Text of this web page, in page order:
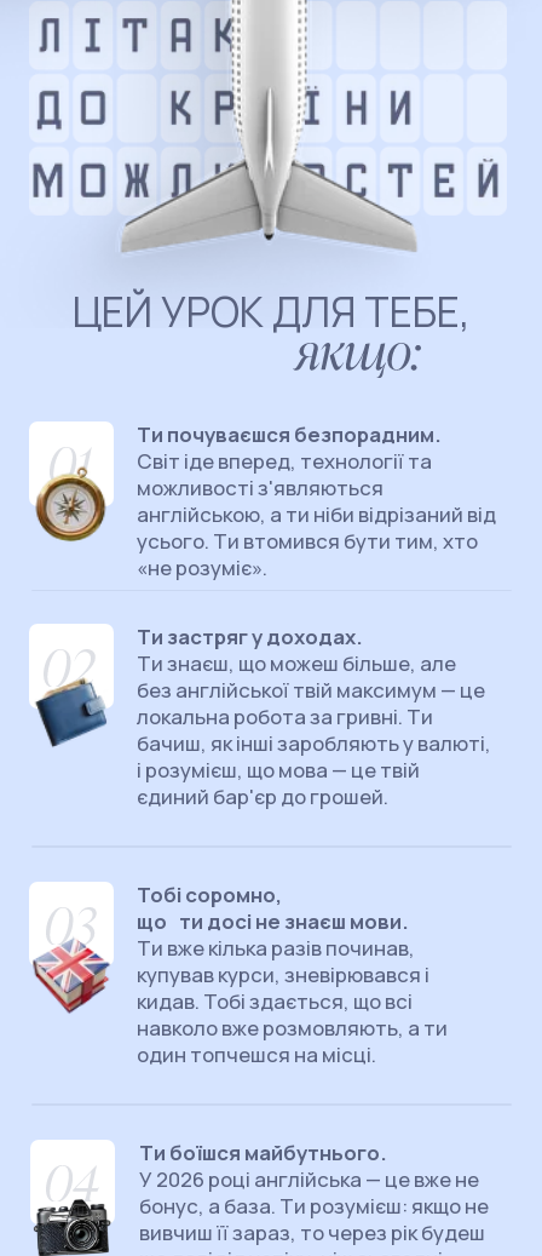
СПІКЕР ВЕБІНАРУ
ВЛАСНИК ОНЛАЙН-
ШКОЛИ MAKASHOVSKIY
SCHOOL ТА ЕКСПЕРТ ІЗ
АНГЛІЙСЬКОЇ
кожному, хто йде за програмою
Створив систему, де зараз одночасно
навчаються 2000+ студентів.Це
налагоджений освітній процес, який
щодня допомагає сотням людей
нарешті подолати мовний бар’єр та
отримати нові можливості.
Провідний експерт, який у своєму
блозі навчає англійської майже
«Орла і Решки» та людина з 5-річним
досвідом життя в англомовному
середовищі, він вчить мові для
реального життя, а не для підручників.